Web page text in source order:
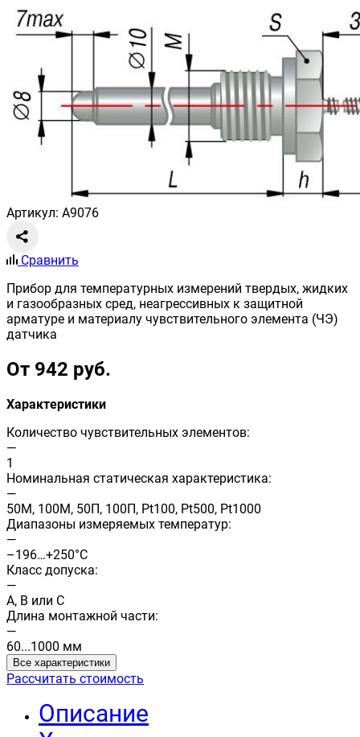
Артикул: A9076
Сравнить
Прибор для температурных измерений твердых, жидких
и газообразных сред, неагрессивных к защитной
арматуре и материалу чувствительного элемента (ЧЭ)
датчика
От 942 руб.
Характеристики
Количество чувствительных элементов:
—
1
Номинальная статическая характеристика:
—
50М, 100М, 50П, 100П, Pt100, Pt500, Pt1000
Диапазоны измеряемых температур:
—
–196…+250°C
Класс допуска:
—
A, B или C
Длина монтажной части:
—
60...1000 мм
Все характеристики
Рассчитать стоимость
Описание